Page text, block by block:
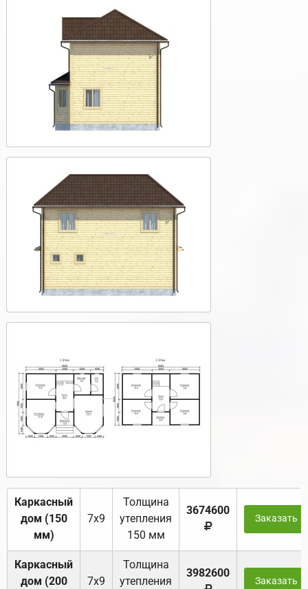
Каркасный
дом (150
мм)
7х9
Толщина
утепления
150 мм
3674600
Заказать
Каркасный
дом (200
7х9
Толщина
утепления
3982600
Заказать